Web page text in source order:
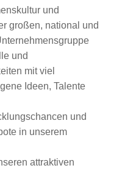
und
großen, national und
und
mit viel
Ideen, Talente
und
in unserem
attraktiven